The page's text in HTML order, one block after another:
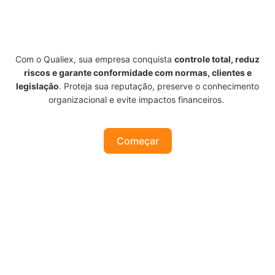
Com o Qualiex, sua empresa conquista controle total, reduz
riscos e garante conformidade com normas, clientes e
legislação. Proteja sua reputação, preserve o conhecimento
organizacional e evite impactos financeiros.
Começar